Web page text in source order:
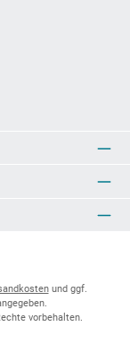
und ggf.
vorbehalten.